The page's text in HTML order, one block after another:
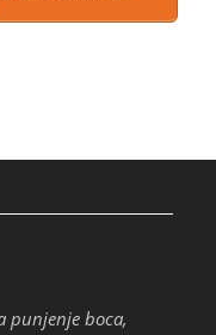
punjenje boca,